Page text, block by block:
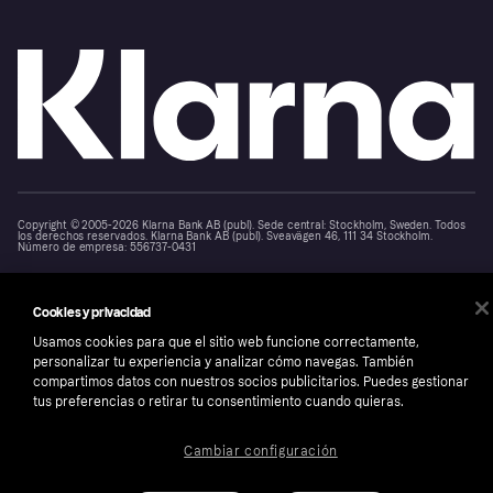
Copyright © 2005-2026 Klarna Bank AB (publ). Sede central: Stockholm, Sweden. Todos
los derechos reservados. Klarna Bank AB (publ). Sveavägen 46, 111 34 Stockholm.
Número de empresa: 556737-0431
Cookies y privacidad
Usamos cookies para que el sitio web funcione correctamente,
personalizar tu experiencia y analizar cómo navegas. También
compartimos datos con nuestros socios publicitarios. Puedes gestionar
tus preferencias o retirar tu consentimiento cuando quieras.
Cambiar configuración